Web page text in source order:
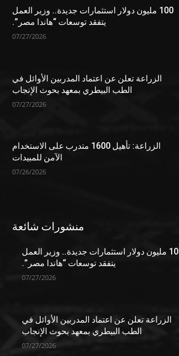
100 مليون دولار استثمارات جديدة.. وزير العمل
يتفقد توسعات “هاندا مصر”.
07/27/2026
الزراعة تعلن عن اعتماد المدربين الأوائل في
الطب البيطري بمعهد بحوث الإنجاب
07/27/2026
الزراعة: تأهيل 1600 متدرب على الاستخدام
الآمن للمبيدات
07/26/2026
منشورات شائعة
100 مليون دولار استثمارات جديدة.. وزير العمل
يتفقد توسعات “هاندا مصر”.
07/27/2026
الزراعة تعلن عن اعتماد المدربين الأوائل في
الطب البيطري بمعهد بحوث الإنجاب
07/27/2026